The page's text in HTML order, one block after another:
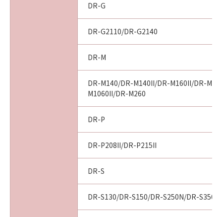
DR-G
DR-G2110/DR-G2140
DR-M
DR-M140/DR-M140II/DR-M160II/DR-
M1060II/DR-M260
DR-P
DR-P208II/DR-P215II
DR-S
DR-S130/DR-S150/DR-S250N/DR-